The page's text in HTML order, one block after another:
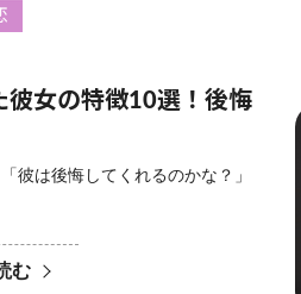
彼女の特徴10選！後悔
彼は後悔してくれるのかな？」
む